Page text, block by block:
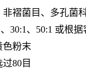
褶菌目、多孔菌
30:1、50:1 或根
色粉末
80目